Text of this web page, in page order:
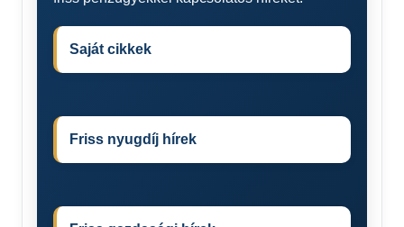
Saját cikkek
Friss nyugdíj hírek